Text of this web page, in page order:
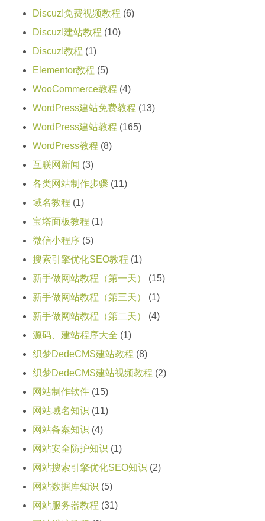
Discuz!免费视频教程 (6)
Discuz!建站教程 (10)
Discuz!教程 (1)
Elementor教程 (5)
WooCommerce教程 (4)
WordPress建站免费教程 (13)
WordPress建站教程 (165)
WordPress教程 (8)
互联网新闻 (3)
各类网站制作步骤 (11)
域名教程 (1)
宝塔面板教程 (1)
微信小程序 (5)
搜索引擎优化SEO教程 (1)
新手做网站教程（第一天）
(15)
新手做网站教程（第三天）
(1)
新手做网站教程（第二天）
(4)
源码、建站程序大全 (1)
织梦DedeCMS建站教程 (8)
织梦DedeCMS建站视频教程 (2)
网站制作软件 (15)
网站域名知识 (11)
网站备案知识 (4)
网站安全防护知识 (1)
网站搜索引擎优化SEO知识 (2)
网站数据库知识 (5)
网站服务器教程 (31)